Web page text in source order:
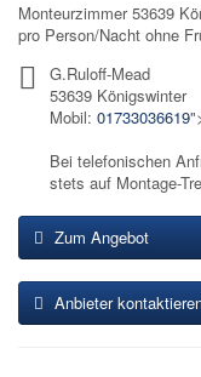
Monteurzimmer 53639
pro Person/Nacht ohne
G.Ruloff-Mead
53639 Königswinter
Mobil: 01733036619
Bei telefonischen
stets auf Montage-
Zum Angebot
Anbieter